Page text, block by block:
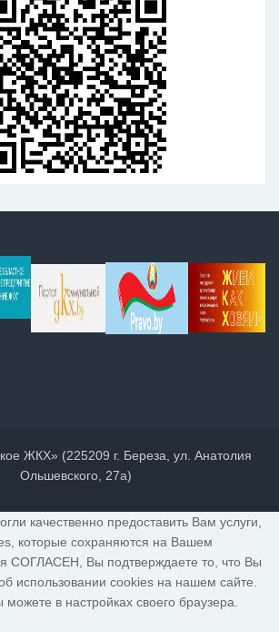
ЖКХ» (225209 г. Береза, ул. Анатолия
Ольшевского, 27а)
качественно предоставить Вам услуги,
которые сохраняются на Вашем
СОГЛАСЕН, Вы подтверждаете то, что Вы
использовании cookies на нашем сайте.
в настройках своего браузера.